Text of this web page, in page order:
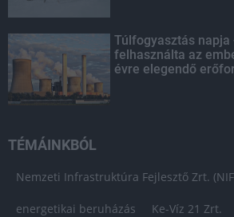
Túlfogyasztás napja
felhasználta az
évre elegendő
TÉMÁINKBÓL
Nemzeti Infrastruktúra Fejlesztő Zrt.
energetikai beruházás Ke-Víz 21 Zrt.